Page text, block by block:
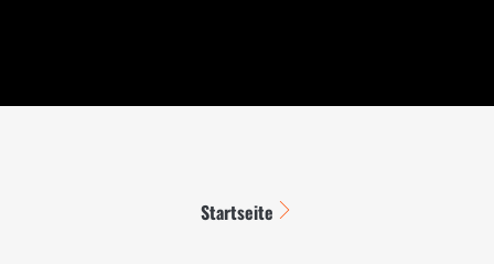
Startseite